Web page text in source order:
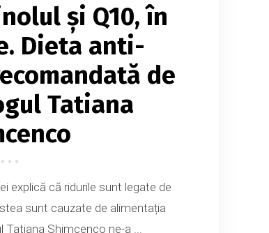
și Q10, în
Dieta anti-
de
Tatiana
explică că ridurile sunt legate de
sunt cauzate de alimentația
Shimcenco ne-a ...